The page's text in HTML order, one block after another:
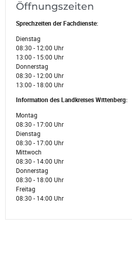
Öffnungszeiten
Sprechzeiten der Fachdienste:
Dienstag
08:30 - 12:00 Uhr
13:00 - 15:00 Uhr
Donnerstag
08:30 - 12:00 Uhr
13:00 - 18:00 Uhr
Information des Landkreises Wittenberg:
Montag
08:30 - 17:00 Uhr
Dienstag
08:30 - 17:00 Uhr
Mittwoch
08:30 - 14:00 Uhr
Donnerstag
08:30 - 18:00 Uhr
Freitag
08:30 - 14:00 Uhr